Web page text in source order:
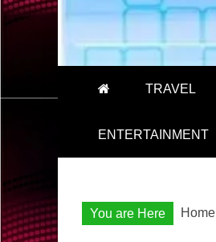
TRAVEL
ENTERTAINMENT
You are Here Home